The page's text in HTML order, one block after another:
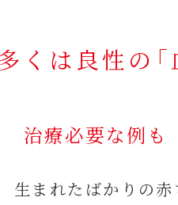
くは良性の「
治療必要な例も
生まれたばかりの赤